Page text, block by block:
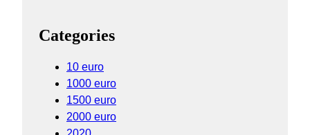
Categories
10 euro
1000 euro
1500 euro
2000 euro